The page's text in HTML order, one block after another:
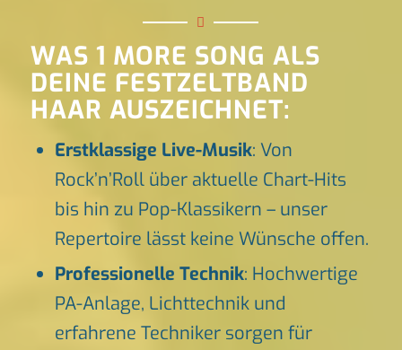
WAS 1 MORE SONG ALS
DEINE FESTZELTBAND
HAAR AUSZEICHNET:
Erstklassige Live-Musik: Von
Rock’n’Roll über aktuelle Chart-Hits
bis hin zu Pop-Klassikern – unser
Repertoire lässt keine Wünsche offen.
Professionelle Technik: Hochwertige
PA-Anlage, Lichttechnik und
erfahrene Techniker sorgen für